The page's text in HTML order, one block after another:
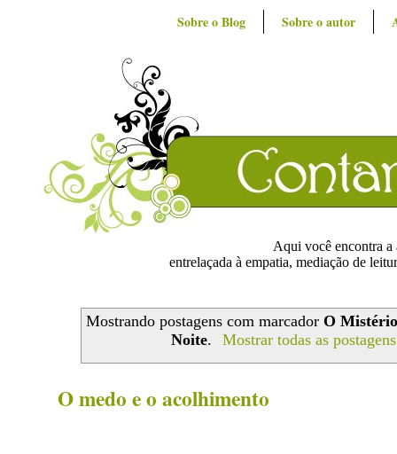
Sobre o Blog Sobre o autor
Aqui você encontra
entrelaçada à empatia, mediação de
Mostrando postagens com marcador O
Noite. Mostrar todas as postagens
O medo e o acolhimento